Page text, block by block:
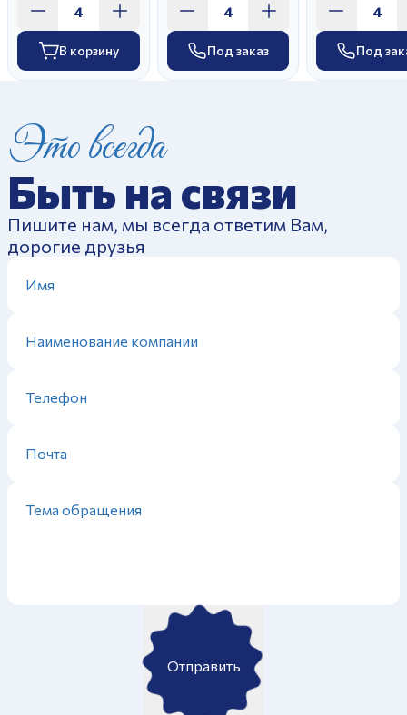
В корзину Под заказ Под
Это всегда
Быть на связи
Пишите нам, мы всегда ответим Вам,
дорогие друзья
Отправить